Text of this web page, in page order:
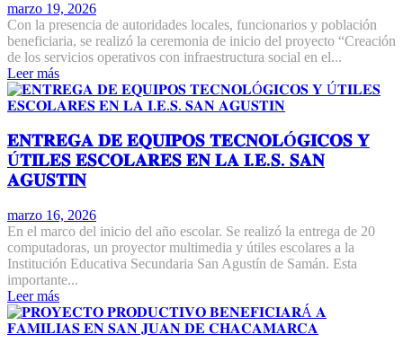
marzo 19, 2026
Con la presencia de autoridades locales, funcionarios y población
beneficiaria, se realizó la ceremonia de inicio del proyecto “Creación
de los servicios operativos con infraestructura social en el...
Leer más
𝐄𝐍𝐓𝐑𝐄𝐆𝐀 𝐃𝐄 𝐄𝐐𝐔𝐈𝐏𝐎𝐒 𝐓𝐄𝐂𝐍𝐎𝐋Ó𝐆𝐈𝐂𝐎𝐒 𝐘
Ú𝐓𝐈𝐋𝐄𝐒 𝐄𝐒𝐂𝐎𝐋𝐀𝐑𝐄𝐒 𝐄𝐍 𝐋𝐀 𝐈.𝐄.𝐒. 𝐒𝐀𝐍
𝐀𝐆𝐔𝐒𝐓𝐈𝐍
marzo 16, 2026
En el marco del inicio del año escolar. Se realizó la entrega de 20
computadoras, un proyector multimedia y útiles escolares a la
Institución Educativa Secundaria San Agustín de Samán. Esta
importante...
Leer más